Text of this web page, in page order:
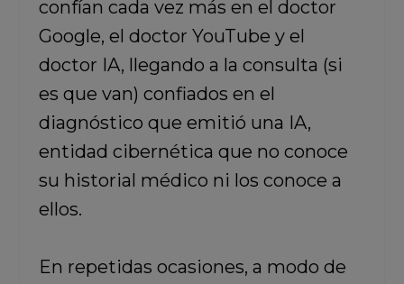
confían cada vez más en el doctor
Google, el doctor YouTube y el
doctor IA, llegando a la consulta (si
es que van) confiados en el
diagnóstico que emitió una IA,
entidad cibernética que no conoce
su historial médico ni los conoce a
ellos.
En repetidas ocasiones, a modo de